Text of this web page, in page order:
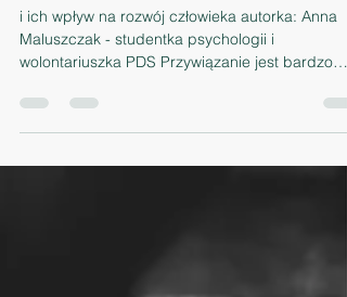
Style przywiązania
i ich wpływ na rozwój człowieka autorka: Anna
wolontariuszka PDS Przywiązanie jest bardzo
istotnym...